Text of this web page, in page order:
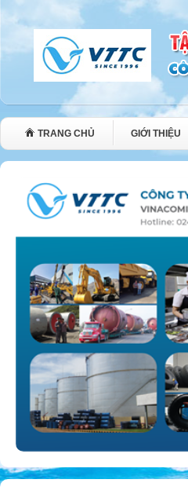
TRANG CHỦ GIỚI THIỆU